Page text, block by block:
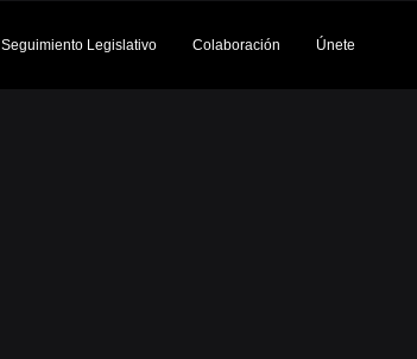
Seguimiento Legislativo Colaboración Únete